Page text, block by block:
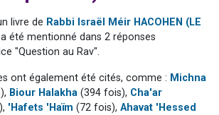
Il reste 49 places pour étudier en groupe sur Zoom
3 personnes viennent de faire un don pour Diane, 80 ans, dans un appartement insalubre
5 personnes viennent de faire un don pour Reloger Rivka, 6 enfants, victime de violences...
livre de Rabbi Israël Méir HACOHEN (LE
été mentionné dans 2 réponses
"Question au Rav".
ont également été cités, comme : Michna
Biour Halakha (394 fois), Cha'ar
'Hafets 'Haïm (72 fois), Ahavat 'Hessed